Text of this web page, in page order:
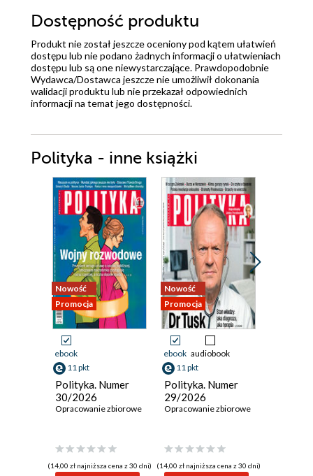
Dostępność produktu
Produkt nie został jeszcze oceniony pod kątem ułatwień
dostępu lub nie podano żadnych informacji o ułatwieniach
dostępu lub są one niewystarczające. Prawdopodobnie
Wydawca/Dostawca jeszcze nie umożliwił dokonania
walidacji produktu lub nie przekazał odpowiednich
informacji na temat jego dostępności.
Polityka - inne książki
Nowość
Promocja
ebook
11 pkt
Polityka. Numer
30/2026
Opracowanie zbiorowe
(14,00 zł najniższa cena z 30 dni)
Nowość
Promocja
ebook audiobook
11 pkt
Polityka. Numer
29/2026
Opracowanie zbiorowe
(14,00 zł najniższa cena z 30 dni)